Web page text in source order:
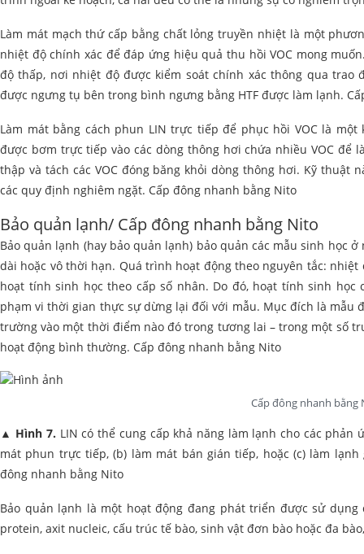
Làm mát mạch thứ cấp bằng chất lỏng truyền nhiệt là một
nhiệt độ chính xác để đáp ứng hiệu quả thu hồi VOC mong
độ thấp, nơi nhiệt độ được kiểm soát chính xác thông qua trao
được ngưng tụ bên trong bình ngưng bằng HTF được làm lạnh.
Làm mát bằng cách phun LIN trực tiếp để phục hồi VOC là
được bơm trực tiếp vào các dòng thông hơi chứa nhiều VOC để
thập và tách các VOC đóng băng khỏi dòng thông hơi. Kỹ thuật
các quy định nghiêm ngặt. Cấp đông nhanh bằng Nito
Bảo quản lạnh/ Cấp đông nhanh bằng Nito
Bảo quản lạnh (hay bảo quản lạnh) bảo quản các mẫu sinh học
dài hoặc vô thời hạn. Quá trình hoạt động theo nguyên tắc:
hoạt tính sinh học theo cấp số nhân. Do đó, hoạt tính sinh
phạm vi thời gian thực sự dừng lại đối với mẫu. Mục đích là mẫu
trường vào một thời điểm nào đó trong tương lai – trong một số
hoạt động bình thường. Cấp đông nhanh bằng Nito
Cấp đông nhanh bằng
▲ Hình 7. LIN có thể cung cấp khả năng làm lạnh cho các phản
mát phun trực tiếp, (b) làm mát bán gián tiếp, hoặc (c) làm
đông nhanh bằng Nito
Bảo quản lạnh là một hoạt động đang phát triển được sử
protein, axit nucleic, cấu trúc tế bào, sinh vật đơn bào hoặc đa